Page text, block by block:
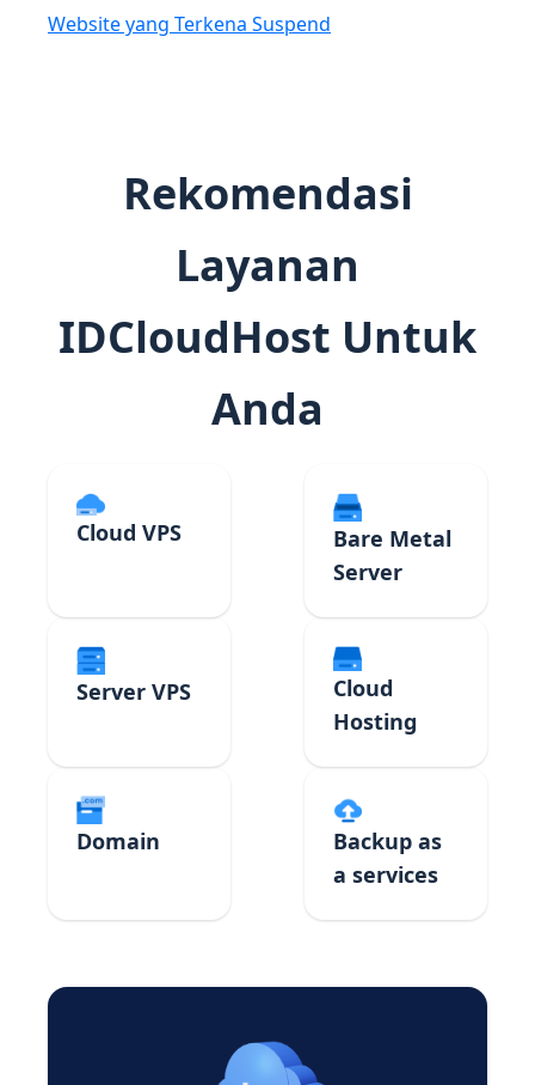
Website yang Terkena Suspend
Rekomendasi
Layanan
IDCloudHost Untuk
Anda
Cloud VPS
Bare Metal
Server
Server VPS
Cloud
Hosting
Domain
Backup as
a services